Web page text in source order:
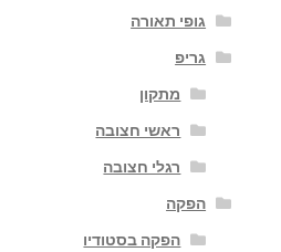
גופי תאורה
גריפ
מתקון
ראשי חצובה
רגלי חצובה
הפקה
הפקה בסטודיו